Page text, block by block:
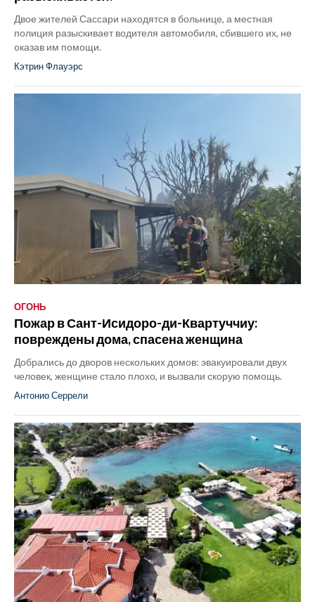
Двое жителей Сассари находятся в больнице, а местная
полиция разыскивает водителя автомобиля, сбившего их, не
оказав им помощи.
Кэтрин Флауэрс
ОГОНЬ
Пожар в Сант-Исидоро-ди-Квартуччиу:
повреждены дома, спасена женщина
Добрались до дворов нескольких домов: эвакуировали двух
человек, женщине стало плохо, и вызвали скорую помощь.
Антонио Серрели